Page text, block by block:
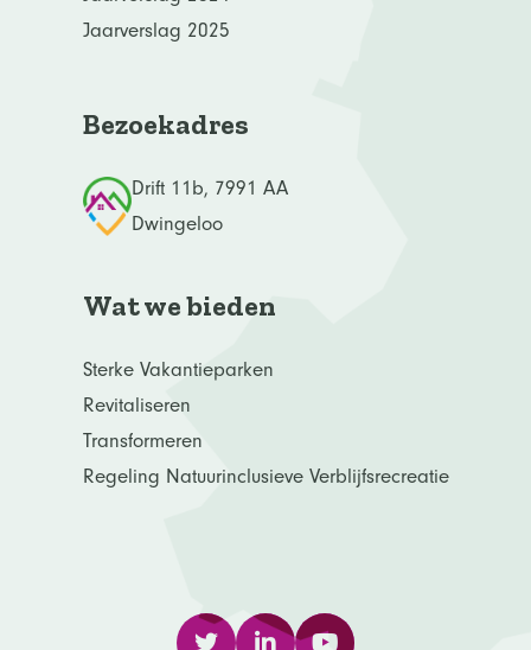
Jaarverslag 2025
Bezoekadres
Drift 11b, 7991 AA
Dwingeloo
Wat we bieden
Sterke Vakantieparken
Revitaliseren
Transformeren
Regeling Natuurinclusieve Verblijfsrecreatie